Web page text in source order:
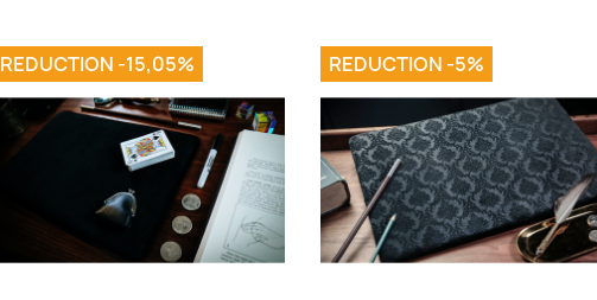
REDUCTION -15,05% REDUCTION -5%